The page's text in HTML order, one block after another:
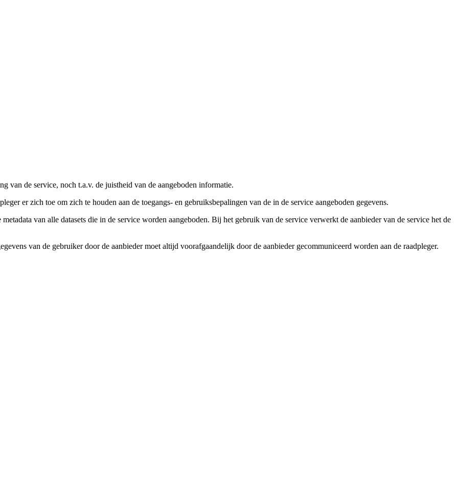
van de service, noch t.a.v. de juistheid van de aangeboden informatie.
er zich toe om zich te houden aan de toegangs- en gebruiksbepalingen van de in de service aangeboden gegevens.
van alle datasets die in de service worden aangeboden. Bij het gebruik van de service verwerkt de aanbieder van de service het de
van de gebruiker door de aanbieder moet altijd voorafgaandelijk door de aanbieder gecommuniceerd worden aan de raadpleger.